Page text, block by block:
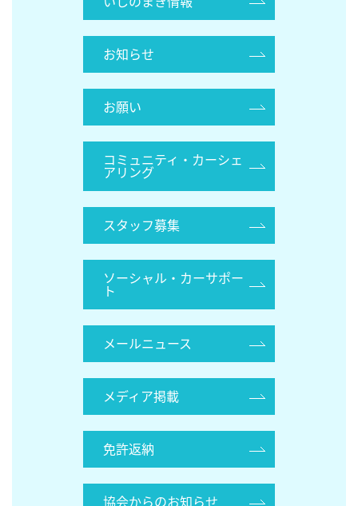
お知らせ
お願い
コミュニティ・カーシェ
アリング
スタッフ募集
ソーシャル・カーサポー
ト
メールニュース
メディア掲載
免許返納
協会からのお知らせ